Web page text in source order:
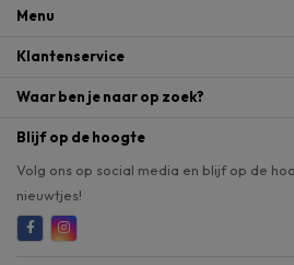
Menu
Klantenservice
Waar ben je naar op zoek?
Blijf op de hoogte
Volg ons op social media en blijf op de
nieuwtjes!